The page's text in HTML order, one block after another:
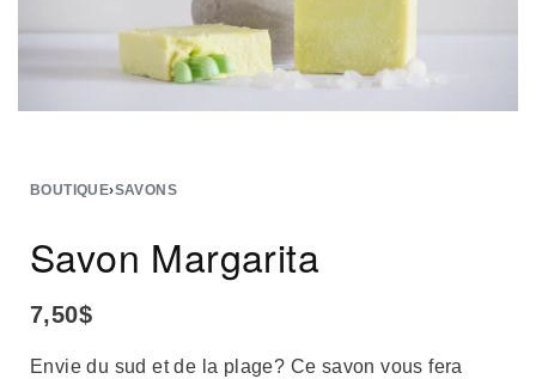
BOUTIQUE›SAVONS
Savon Margarita
7,50$
Envie du sud et de la plage? Ce savon vous fera